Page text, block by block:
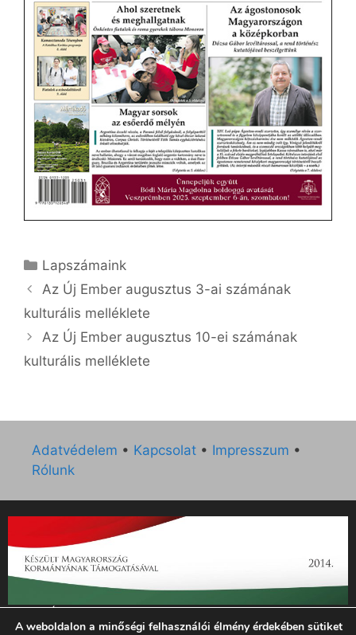
Kategória
Lapszámaink
Az Új Ember augusztus 3-ai számának
kulturális melléklete
Az Új Ember augusztus 10-ei számának
kulturális melléklete
Adatvédelem • Kapcsolat • Impresszum •
Rólunk
„Az Új Ember katolikus hetilap 2014. évi működésének
támogatását az EGYH-KCP-14-P-0121 sz. támogatási
A weboldalon a minőségi felhasználói élmény érdekében sütiket